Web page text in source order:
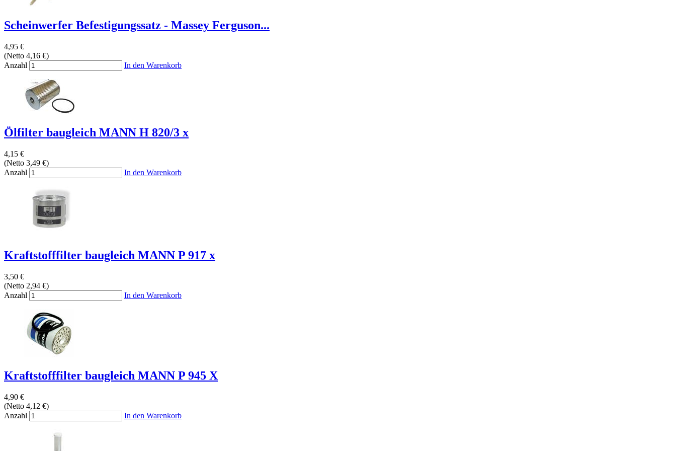
Scheinwerfer Befestigungssatz - Massey Ferguson...
4,95 €
(Netto 4,16 €)
Anzahl
In den Warenkorb
Ölfilter baugleich MANN H 820/3 x
4,15 €
(Netto 3,49 €)
Anzahl
In den Warenkorb
Kraftstofffilter baugleich MANN P 917 x
3,50 €
(Netto 2,94 €)
Anzahl
In den Warenkorb
Kraftstofffilter baugleich MANN P 945 X
4,90 €
(Netto 4,12 €)
Anzahl
In den Warenkorb